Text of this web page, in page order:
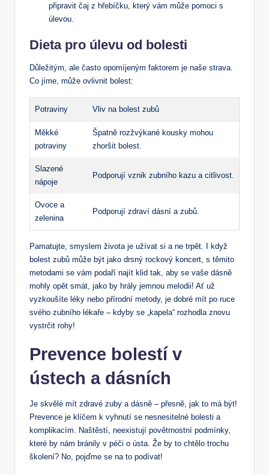
připravit čaj z hřebíčku, který vám může pomoci s
úlevou.
Dieta pro úlevu od bolesti
Důležitým, ale často opomíjeným faktorem je naše strava.
Co jíme, může ovlivnit bolest:
Potraviny Vliv na bolest zubů
Měkké
potraviny
Špatně rozžvýkané kousky mohou
zhoršit bolest.
Slazené
nápoje
Podporují vznik zubního kazu a citlivost.
Ovoce a
zelenina
Podporují zdraví dásní a zubů.
Pamatujte, smyslem života je užívat si a ne trpět. I když
bolest zubů může být jako drsný rockový koncert, s těmito
metodami se vám podaří najít klid tak, aby se vaše dásně
mohly opět smát, jako by hrály jemnou melodii! Ať už
vyzkoušíte léky nebo přírodní metody, je dobré mít po ruce
svého zubního lékaře – kdyby se „kapela“ rozhodla znovu
vystrčit rohy!
Prevence bolestí v
ústech a dásních
Je skvělé mít zdravé zuby a dásně – přesně, jak to má být!
Prevence je klíčem k vyhnutí se nesnesitelné bolesti a
komplikacím. Naštěstí, neexistují povětrnostní podmínky,
které by nám bránily v péči o ústa. Že by to chtělo trochu
školení? No, pojďme se na to podívat!